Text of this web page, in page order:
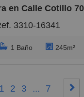
en Calle Cotillo 70,
3310-16341
1 Baño 245m²
1 2 3 ... 7